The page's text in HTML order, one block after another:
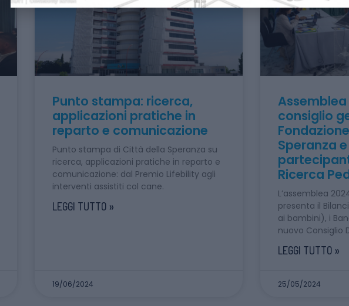
Punto stampa: ricerca,
applicazioni pratiche in
reparto e comunicazione
Punto stampa di Città della Speranza su
ricerca, applicazioni pratiche in reparto e
comunicazione: dal Premio Lifebility agli
interventi assistiti col cane.
LEGGI TUTTO »
19/06/2024
consiglio
Speranza
Ricerca
L’assemblea
presenta il
ai bambini), i
nuovo Consiglio
LEGGI TUTTO »
25/05/2024